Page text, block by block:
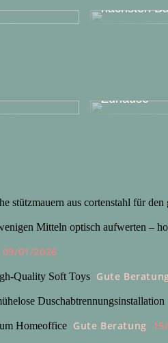
nächsten
Zuhause
stützmauern aus cortenstahl für den
Mitteln optisch aufwerten –
09/01/2026
Quality Soft Toys Gute
Duschabtrennungsinstallation
Homeoffice Gute Beratung